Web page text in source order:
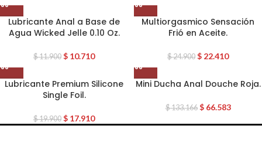
Lubricante Anal a Base de
Agua Wicked Jelle 0.10 Oz.
$11.900 $ 10.710
Multiorgasmico Sensación
Frió en Aceite.
$24.900 $ 22.410
Lubricante Premium Silicone
Single Foil.
$19.900 $ 17.910
Mini Ducha Anal Douche Roja.
$133.166 $66.583